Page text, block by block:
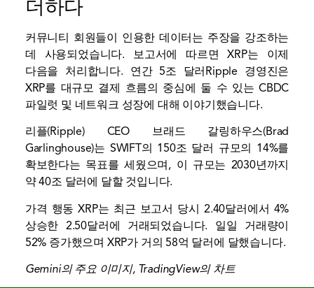
더하다
커뮤니티 회원들이 인용한 데이터는 주장을 강조하는
데 사용되었습니다. 보고서에 따르면 XRP는 이제
다음을 처리합니다. 연간 5조 달러Ripple 경영진은
XRP를 대규모 결제 흐름의 중심에 둘 수 있는 CBDC
파일럿 및 네트워크 성장에 대해 이야기했습니다.
리플(Ripple) CEO 브래드 갈링하우스(Brad
Garlinghouse)는 SWIFT의 150조 달러 규모의 14%를
확보한다는 목표를 세웠으며, 이 규모는 2030년까지
약 40조 달러에 달할 것입니다.
가격 행동 XRP는 최근 보고서 당시 2.40달러에서 4%
상승한 2.50달러에 거래되었습니다. 일일 거래량이
52% 증가했으며 XRP가 거의 58억 달러에 달했습니다.
Gemini의 주요 이미지, TradingView의 차트